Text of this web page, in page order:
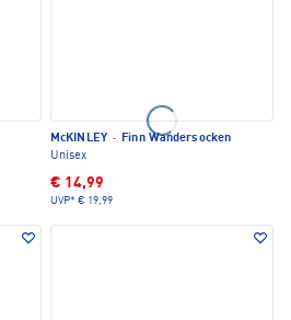
McKINLEY · Finn Wandersocken
Unisex
€ 14,99
UVP* € 19,99